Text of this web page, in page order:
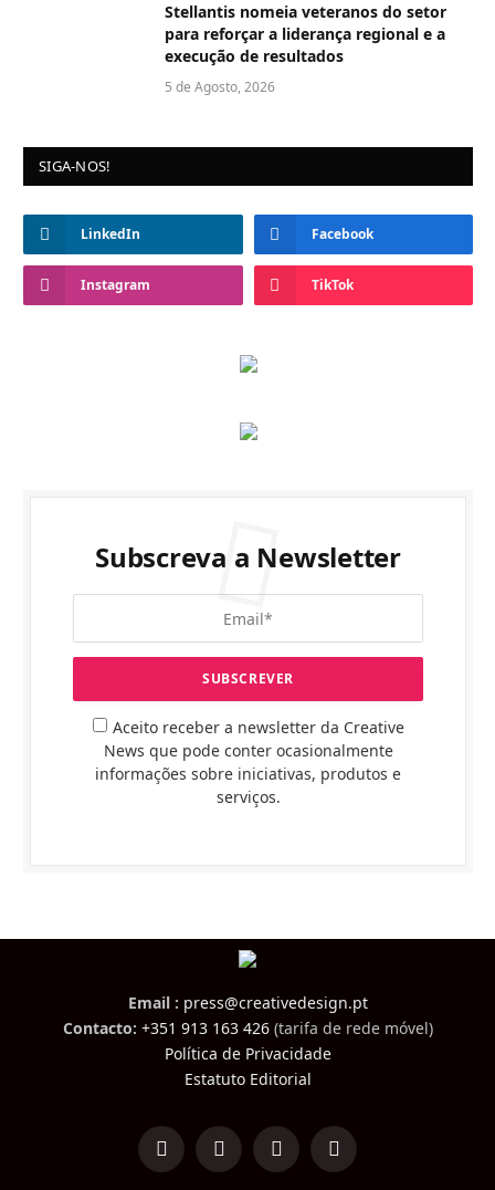
Stellantis nomeia veteranos do setor
para reforçar a liderança regional e a
execução de resultados
5 de Agosto, 2026
SIGA-NOS!
LinkedIn Facebook
Instagram TikTok
Subscreva a Newsletter
Aceito receber a newsletter da Creative
News que pode conter ocasionalmente
informações sobre iniciativas, produtos e
serviços.
Email : press@creativedesign.pt
Contacto: +351 913 163 426(tarifa de rede móvel)
Política de Privacidade
Estatuto Editorial
LinkedInFacebookInstagramTikTok